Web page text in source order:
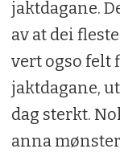
jaktdagane.
av at dei
vert ogso felt
jaktdagane,
dag sterkt.
anna